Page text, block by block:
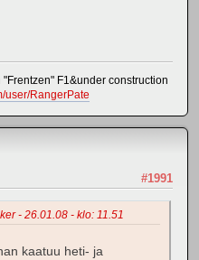
F1&under construction
user/RangerPate
#1991
- 26.01.08 - klo: 11.51
kaatuu heti- ja